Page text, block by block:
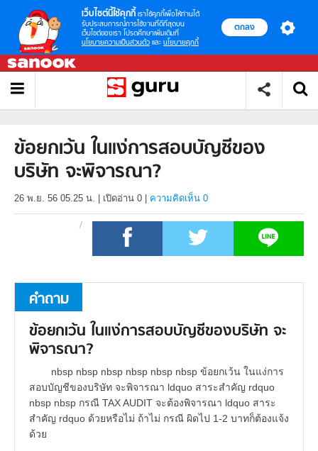
เว็บไซต์นี้ใช้คุกกี้ เราใช้คุกกี้เพื่อให้ท่านได้
รับประสบการณ์การใช้งานที่ดีที่สุดบน
เว็บไซต์ของเรา โปรดศึกษาเพิ่มเติมที่
นโยบายความเป็นส่วนตัว และ นโยบายคุกกี้
ตกลง
ข้อยกเว้น ในแง่การสอบบัญชีของ
บริษัท จะพิจารณา?
26 พ.ย. 56 05.25 น. เปิดอ่าน 0 ความคิดเห็น 0
คำถาม
ข้อยกเว้น ในแง่การสอบบัญชีของบริษัท จะ
พิจารณา?
nbsp nbsp nbsp nbsp nbsp nbsp ข้อยกเว้น ในแง่การ
สอบบัญชีของบริษัท จะพิจารณา ldquo สาระสำคัญ rdquo
nbsp nbsp กรณี TAX AUDIT จะต้องพิจารณา ldquo สาระ
สำคัญ rdquo ด้วยหรือไม่ ถ้าไม่ กรณี ผิดไป 1-2 บาทก็ต้องแจ้ง
ด้วย